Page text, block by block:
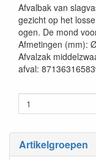
Artikelgroepen
Afvalbak van
gezicht op het
ogen. De mond
Afmetingen (mm):
Afvalzak
afval: